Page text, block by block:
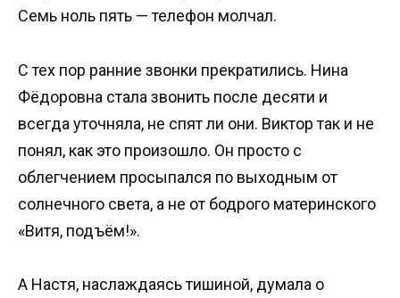
Семь ноль пять — телефон молчал.
С тех пор ранние звонки прекратились. Нина
Фёдоровна стала звонить после десяти и
всегда уточняла, не спят ли они. Виктор так и не
понял, как это произошло. Он просто с
облегчением просыпался по выходным от
солнечного света, а не от бодрого материнского
«Витя, подъём!».
А Настя, наслаждаясь тишиной, думала о